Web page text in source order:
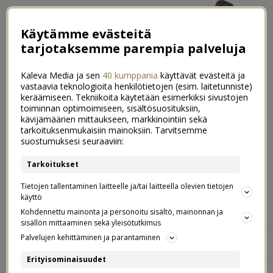
Saako somevaikuttaja käyttää
vaikutusvaltaansa hyödyksi
vaaleissa?
22.03.2019
Mä olin tällä viikolla PING Studiossa oppimassa ja
seuraamassa älyttömän mielenkiintoisia case-
esimerkkejä ja keskusteluita vaikuttajien vastuusta ja
Käytämme evästeitä
tarjotaksemme parempia palveluja
Kaleva Media ja sen 40 kumppania käyttävät evästeitä ja
vastaavia teknologioita henkilötietojen (esim. laitetunniste)
keräämiseen. Tekniikoita käytetään esimerkiksi sivustojen
toiminnan optimoimiseen, sisältösuosituksiin,
kävijämäärien mittaukseen, markkinointiin sekä
tarkoituksenmukaisiin mainoksiin. Tarvitsemme
suostumuksesi seuraaviin:
Tarkoitukset
Tietojen tallentaminen laitteelle ja/tai laitteella olevien tietojen
käyttö
Kohdennettu mainonta ja personoitu sisältö, mainonnan ja
sisällön mittaaminen sekä yleisötutkimus
Palvelujen kehittäminen ja parantaminen
Erityisominaisuudet